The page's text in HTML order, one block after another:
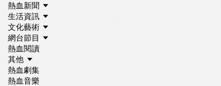
熱血新聞
生活資訊
文化藝術
網台節目
熱血閱讀
其他
熱血劇集
熱血音樂